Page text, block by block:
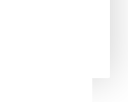
page="1"
data-